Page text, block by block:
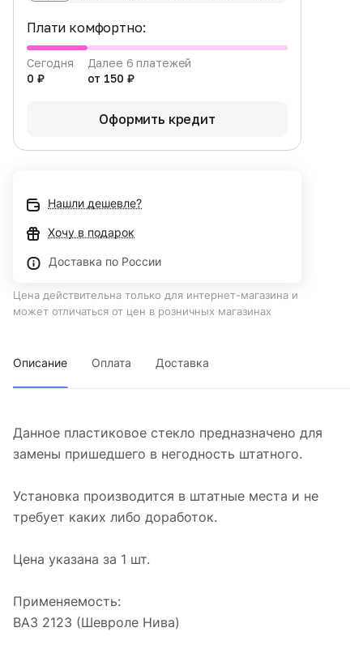
Плати комфортно:
Сегодня
0 ₽
Далее 6 платежей
от 150 ₽
Оформить кредит
Нашли дешевле?
Хочу в подарок
Доставка по России
Цена действительна только для интернет-магазина и
может отличаться от цен в розничных магазинах
Описание Оплата Доставка
Данное пластиковое стекло предназначено для
замены пришедшего в негодность штатного.
Установка производится в штатные места и не
требует каких либо доработок.
Цена указана за 1 шт.
Применяемость:
ВАЗ 2123 (Шевроле Нива)